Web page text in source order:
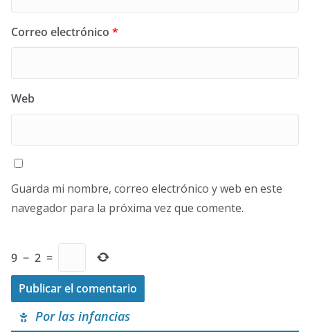
Correo electrónico *
Web
Guarda mi nombre, correo electrónico y web en este
navegador para la próxima vez que comente.
9 − 2 =
Por las infancias